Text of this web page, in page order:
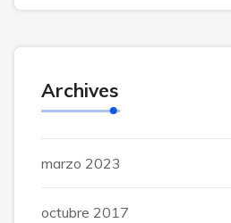
Archives
marzo 2023
octubre 2017